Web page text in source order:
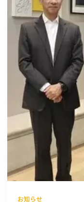
お知らせ